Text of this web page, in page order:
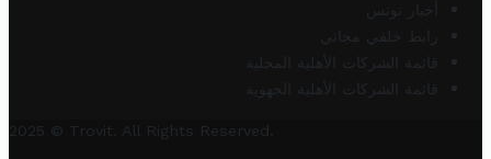
أخبار تونس
رابط خلفي مجاني
قائمة الشركات الأهلية المحلية
قائمة الشركات الأهلية الجهوية
2025 © Trovit. All Rights Reserved.